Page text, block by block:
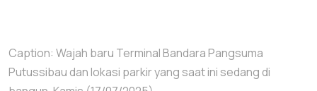
Caption: Wajah baru Terminal Bandara Pangsuma
Putussibau dan lokasi parkir yang saat ini sedang di